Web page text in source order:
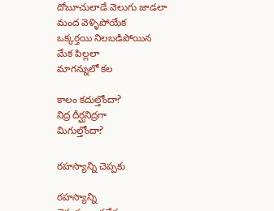
దోబూచులాడే వెలుగు జాడలా
మంద వెళ్ళిపోయేక
ఒక్కర్తయి నిలబడిపోయిన
మేక పిల్లలా
మాగన్నులో కల
కాలం కదుల్తోందా?
నిద్ర దీర్ఘనిద్రగా
మిగుల్తోందా?
రహస్యాన్ని చెప్పకు
రహస్యాన్ని